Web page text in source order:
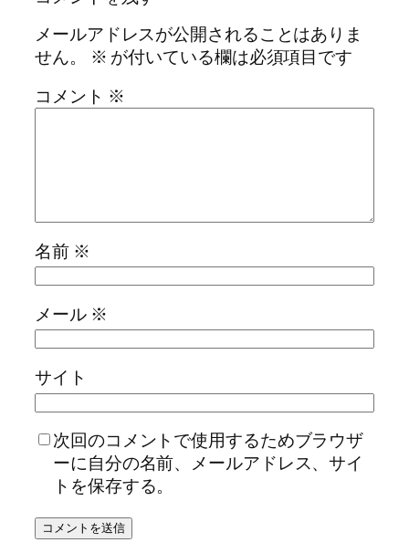
メールアドレスが公開されることはありま
せん。
※ が付いている欄は必須項目です
コメント ※
名前 ※
メール ※
サイト
次回のコメントで使用するためブラウザ
ーに自分の名前、メールアドレス、サイ
トを保存する。